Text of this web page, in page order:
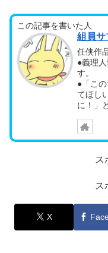
この記事を書いた人
組員サ
任侠作
●義理
す。
●「こ
てほし
に！」
ス
ス
X